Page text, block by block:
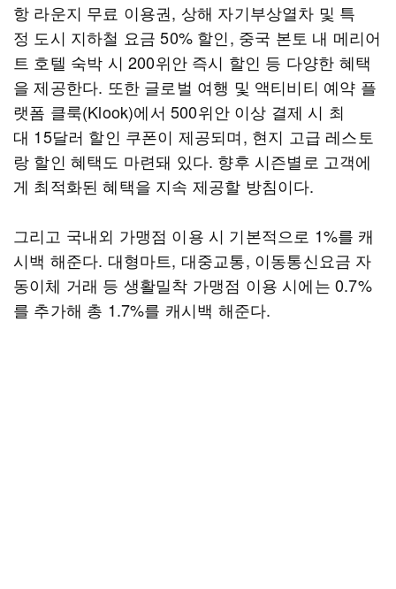
항 라운지 무료 이용권, 상해 자기부상열차 및 특
정 도시 지하철 요금 50% 할인, 중국 본토 내 메리어
트 호텔 숙박 시 200위안 즉시 할인 등 다양한 혜택
을 제공한다. 또한 글로벌 여행 및 액티비티 예약 플
랫폼 클룩(Klook)에서 500위안 이상 결제 시 최
대 15달러 할인 쿠폰이 제공되며, 현지 고급 레스토
랑 할인 혜택도 마련돼 있다. 향후 시즌별로 고객에
게 최적화된 혜택을 지속 제공할 방침이다.
그리고 국내외 가맹점 이용 시 기본적으로 1%를 캐
시백 해준다. 대형마트, 대중교통, 이동통신요금 자
동이체 거래 등 생활밀착 가맹점 이용 시에는 0.7%
를 추가해 총 1.7%를 캐시백 해준다.